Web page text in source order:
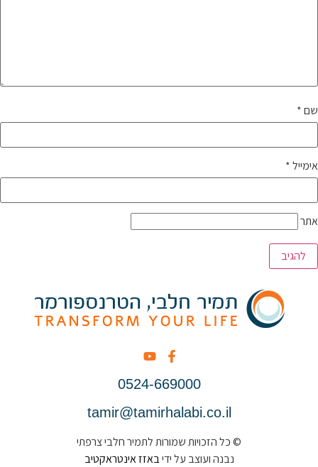
שם*
אימייל*
אתר
0524-669000
tamir@tamirhalabi.co.il
© כל הזכויות שמורות לתמיר חלבי צרפתי
נבנה ועוצב על ידיבאזז אינטראקטיב